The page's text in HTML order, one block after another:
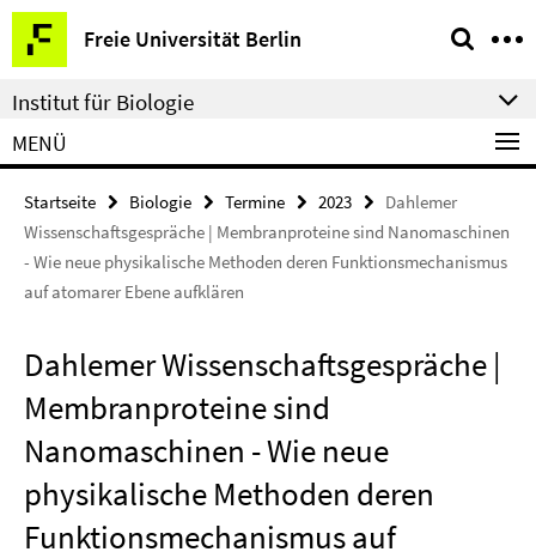
Springe
direkt
zu
Inhalt
Freie Universität Berlin
Service-
Navigation
Institut für Biologie
MENÜ
Startseite Biologie Termine 2023
Dahlemer
Wissenschaftsgespräche | Membranproteine sind Nanomaschinen
- Wie neue physikalische Methoden deren Funktionsmechanismus
auf atomarer Ebene aufklären
Dahlemer Wissenschaftsgespräche |
Membranproteine sind
Nanomaschinen - Wie neue
physikalische Methoden deren
Funktionsmechanismus auf